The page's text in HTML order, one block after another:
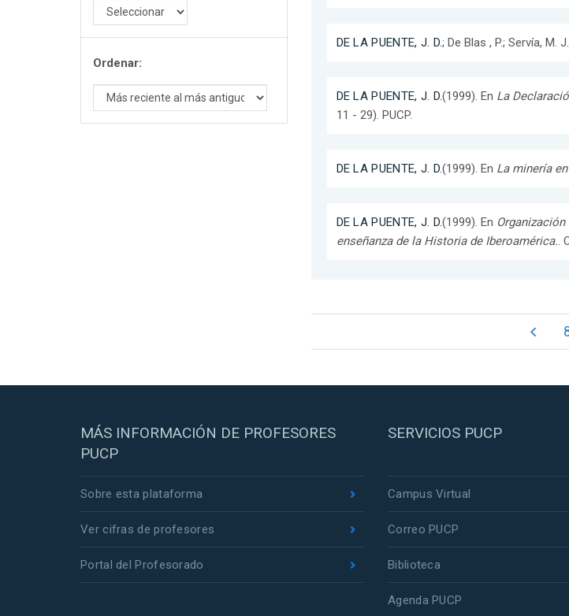
Ordenar:
DE LA PUENTE, J. D.; De Blas , P.; Servía, M.
DE LA PUENTE, J. D.(1999). En La
11 - 29). PUCP.
DE LA PUENTE, J. D.(1999). En La minería
DE LA PUENTE, J. D.(1999). En
enseñanza de la Historia de Iberoamérica..
MÁS INFORMACIÓN DE PROFESORES
PUCP
Sobre esta plataforma
Ver cifras de profesores
Portal del Profesorado
SERVICIOS PUCP
Campus Virtual
Correo PUCP
Biblioteca
Agenda PUCP